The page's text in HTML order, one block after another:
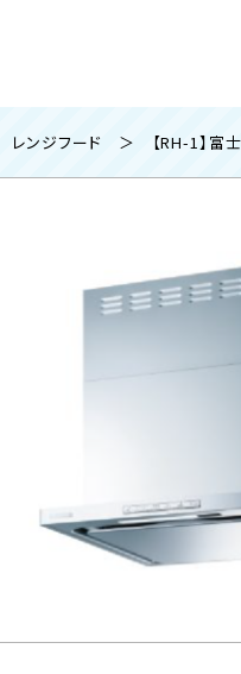
こちら
レンジフード ＞ 【RH-1】富士